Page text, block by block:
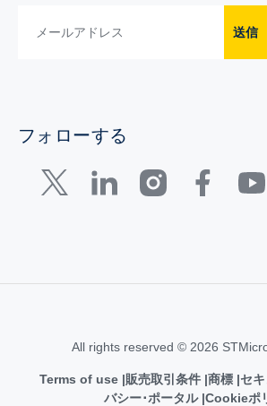
送信
フォローする
All rights reserved © 2026
Terms of use 販売取引条件 商標 セ
バシー･ポータル Cookieポ